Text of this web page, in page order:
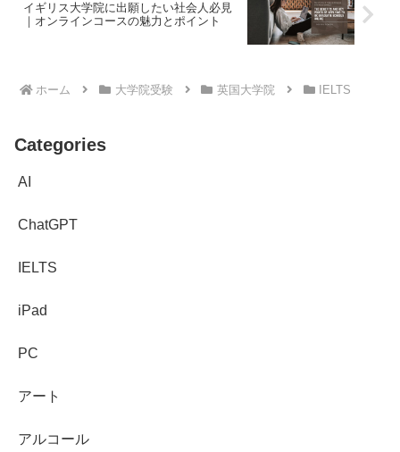
イギリス大学院に出願したい社会人必見
｜オンラインコースの魅力とポイント
ホーム 大学院受験 英国大学院 IELTS
Categories
AI
ChatGPT
IELTS
iPad
PC
アート
アルコール